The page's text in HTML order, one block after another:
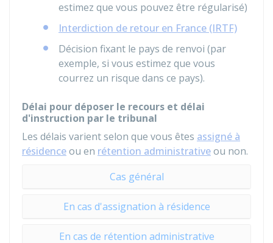
estimez que vous pouvez être régularisé)
Interdiction de retour en France (IRTF)
Décision fixant le pays de renvoi (par
exemple, si vous estimez que vous
courrez un risque dans ce pays).
Délai pour déposer le recours et délai
d'instruction par le tribunal
Les délais varient selon que vous êtes assigné à
résidenceou en rétention administrativeou non.
Cas général
En cas d'assignation à résidence
En cas de rétention administrative